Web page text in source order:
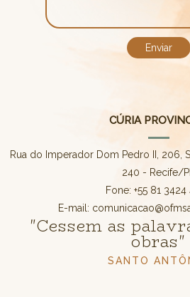
CÚRIA
Rua do Imperador Dom Pedro II, 206,
240 - Recife/
Fone: +55 81 3424
E-mail:
"Cessem as
obras"
SANTO